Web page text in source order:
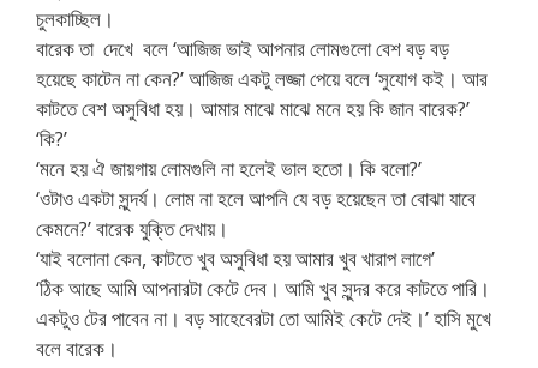
চুলকাচ্ছিল।
বারেক তা দেখে বলে ‘আজিজ ভাই আপনার লোমগুলো বেশ বড় বড়
হয়েছে কাটেন না কেন?’ আজিজ একটু লজ্জা পেয়ে বলে ‘সুযোগ কই। আর
কাটতে বেশ অসুবিধা হয়। আমার মাঝে মাঝে মনে হয় কি জান বারেক?’
‘কি?’
‘মনে হয় ঐ জায়গায় লোমগুলি না হলেই ভাল হতো। কি বলো?’
‘ওটাও একটা সুন্দর্য। লোম না হলে আপনি যে বড় হয়েছেন তা বোঝা যাবে
কেমনে?’ বারেক যুক্তি দেখায়।
‘যাই বলোনা কেন, কাটতে খুব অসুবিধা হয় আমার খুব খারাপ লাগে’
‘ঠিক আছে আমি আপনারটা কেটে দেব। আমি খুব সুন্দর করে কাটতে পারি।
একটুও টের পাবেন না। বড় সাহেবেরটা তো আমিই কেটে দেই।’ হাসি মুখে
বলে বারেক।